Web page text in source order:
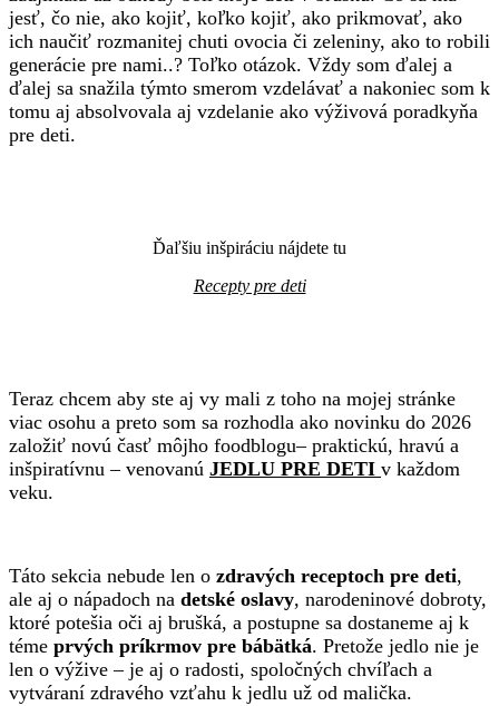
jesť, čo nie, ako kojiť, koľko kojiť, ako prikmovať, ako
ich naučiť rozmanitej chuti ovocia či zeleniny, ako to robili
generácie pre nami..? Toľko otázok. Vždy som ďalej a
ďalej sa snažila týmto smerom vzdelávať a nakoniec som k
tomu aj absolvovala aj vzdelanie ako výživová poradkyňa
pre deti.
Ďaľšiu inšpiráciu nájdete tu
Recepty pre deti
Teraz chcem aby ste aj vy mali z toho na mojej stránke
viac osohu a preto som sa rozhodla ako novinku do 2026
založiť novú časť môjho foodblogu– praktickú, hravú a
inšpiratívnu – venovanú JEDLU PRE DETI v každom
veku.
Táto sekcia nebude len o zdravých receptoch pre deti,
ale aj o nápadoch na detské oslavy, narodeninové dobroty,
ktoré potešia oči aj brušká, a postupne sa dostaneme aj k
téme prvých príkrmov pre bábätká. Pretože jedlo nie je
len o výžive – je aj o radosti, spoločných chvíľach a
vytváraní zdravého vzťahu k jedlu už od malička.